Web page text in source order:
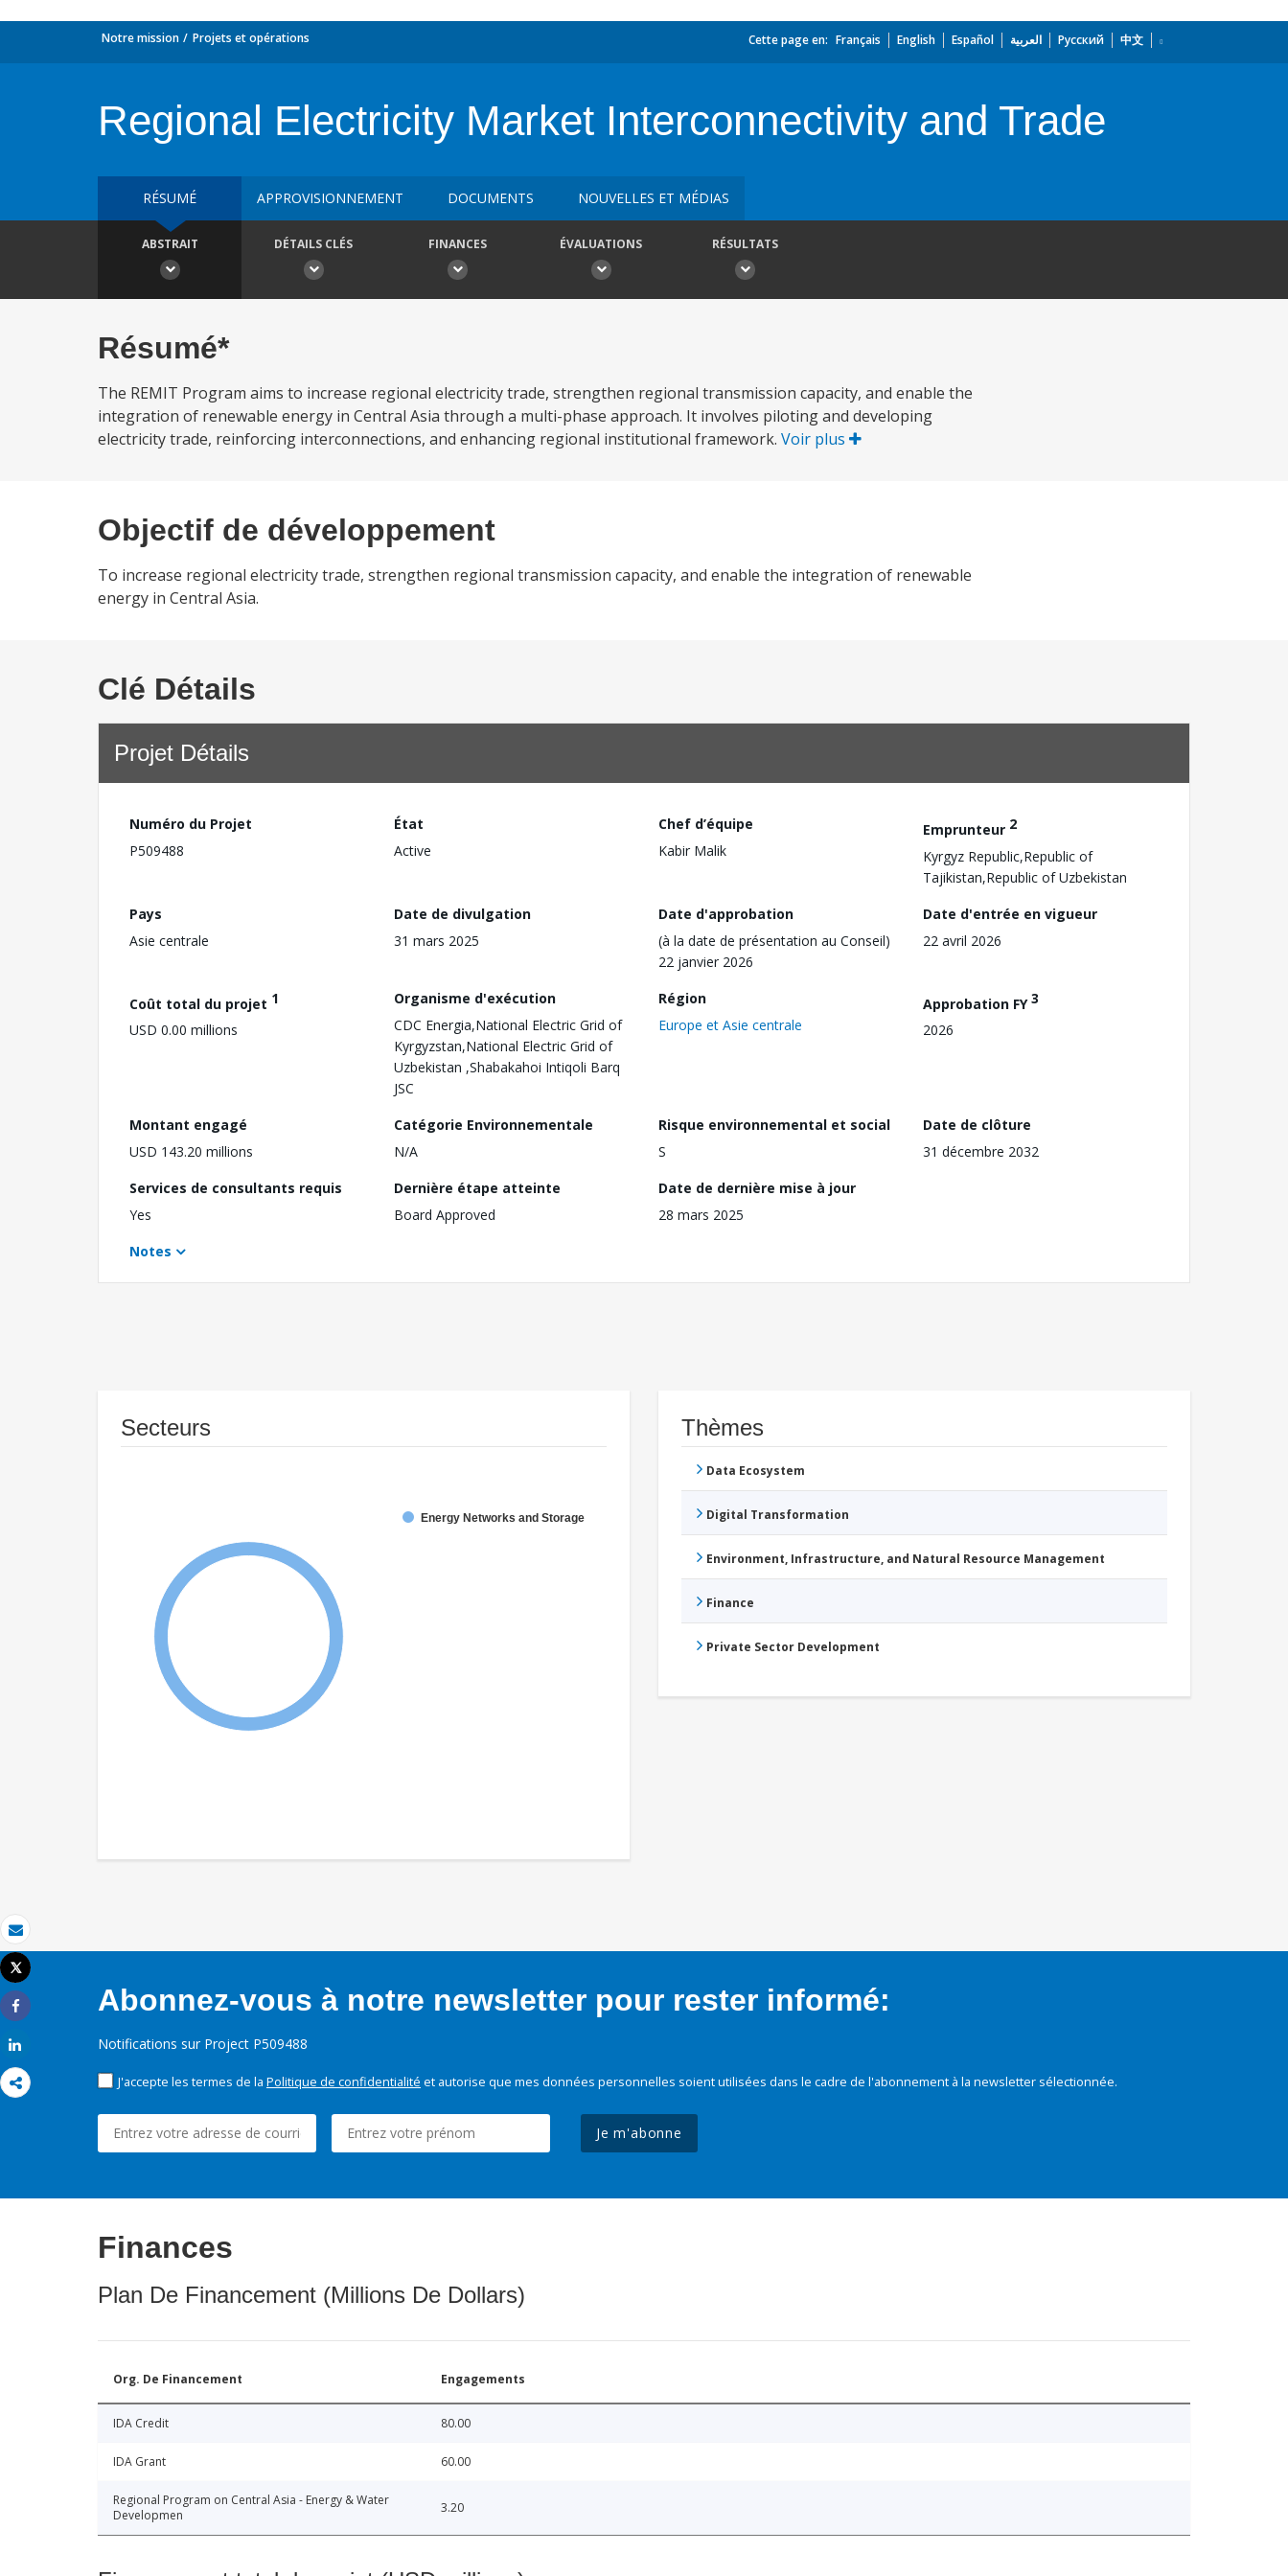
Email
Imprimer
Tweet
Share
Notre mission Projets et opérations Cette page en: Français English Español العربية Русский 中文
Regional Electricity Market Interconnectivity and Trade
RÉSUMÉ APPROVISIONNEMENT DOCUMENTS NOUVELLES ET MÉDIAS
ABSTRAIT DÉTAILS CLÉS FINANCES ÉVALUATIONS RÉSULTATS
Résumé*
The REMIT Program aims to increase regional electricity trade, strengthen regional transmission capacity, and enable the
integration of renewable energy in Central Asia through a multi-phase approach. It involves piloting and developing
electricity trade, reinforcing interconnections, and enhancing regional institutional framework. Voir plus
Objectif de développement
To increase regional electricity trade, strengthen regional transmission capacity, and enable the integration of renewable
energy in Central Asia.
Clé Détails
Projet Détails
Numéro du Projet
P509488
État
Active
Chef d’équipe
Kabir Malik
Emprunteur 2
Kyrgyz Republic,Republic of
Tajikistan,Republic of Uzbekistan
Pays
Asie centrale
Date de divulgation
31 mars 2025
Date d'approbation
(à la date de présentation au Conseil)
22 janvier 2026
Date d'entrée en vigueur
22 avril 2026
Coût total du projet 1
USD 0.00 millions
Organisme d'exécution
CDC Energia,National Electric Grid of
Kyrgyzstan,National Electric Grid of
Uzbekistan ,Shabakahoi Intiqoli Barq
JSC
Région
Europe et Asie centrale
Approbation FY3
2026
Montant engagé
USD 143.20 millions
Catégorie Environnementale
N/A
Risque environnemental et social
S
Date de clôture
31 décembre 2032
Services de consultants requis
Yes
Dernière étape atteinte
Board Approved
Date de dernière mise à jour
28 mars 2025
Notes
Secteurs
Energy Networks and Storage
Thèmes
Data Ecosystem
Digital Transformation
Environment, Infrastructure, and Natural Resource Management
Finance
Private Sector Development
Abonnez-vous à notre newsletter pour rester informé:
Notifications sur Project P509488
J'accepte les termes de la Politique de confidentialité et autorise que mes données personnelles soient utilisées dans le cadre de l'abonnement à la newsletter sélectionnée.
Je m'abonne
Finances
Plan De Financement (Millions De Dollars)
Org. De Financement Engagements
IDA Credit 80.00
IDA Grant 60.00
Regional Program on Central Asia - Energy & Water
Developmen
3.20